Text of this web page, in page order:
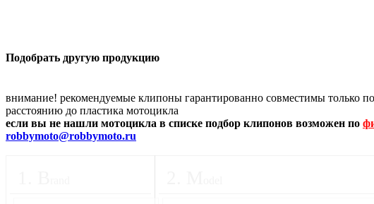
Подобрать другую продукцию
внимание! рекомендуемые клипоны гарантированно совместимы только
расстоянию до пластика мотоцикла
если вы не нашли мотоцикла в списке подбор клипонов возможен по
robbymoto@robbymoto.ru